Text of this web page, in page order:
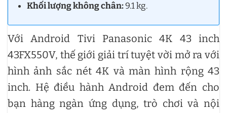
Khối lượng không chân:9.1 kg.
Với Android Tivi Panasonic 4K 43 inch
43FX550V, thế giới giải trí tuyệt vời mở ra với
hình ảnh sắc nét 4K và màn hình rộng 43
inch. Hệ điều hành Android đem đến cho
bạn hàng ngàn ứng dụng, trò chơi và nội